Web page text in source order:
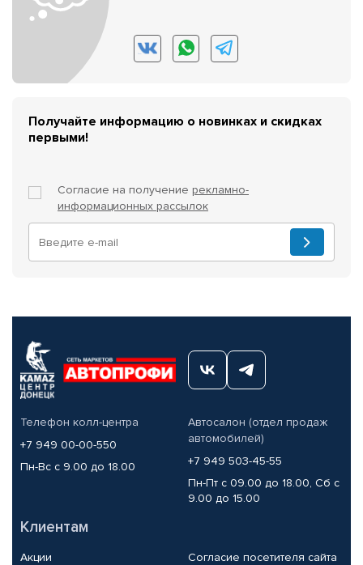
Получайте информацию о новинках и скидках
первыми!
Согласие на получение рекламно-
информационных рассылок
Телефон колл-центра
+7 949 00-00-550
Пн-Вс с 9.00 до 18.00
Автосалон (отдел продаж
автомобилей)
+7 949 503-45-55
Пн-Пт с 09.00 до 18.00, Сб с
9.00 до 15.00
Клиентам
Акции
Согласие посетителя сайта